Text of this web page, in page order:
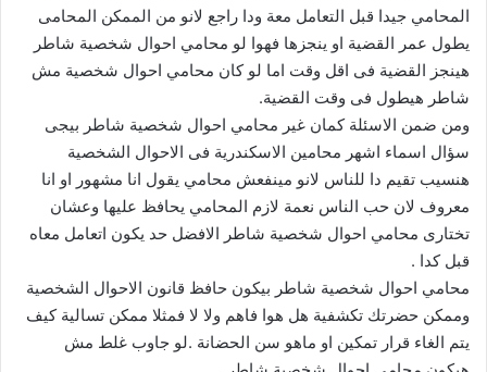
المحامي جيدا قبل التعامل معة ودا راجع لانو من الممكن المحامى
يطول عمر القضية او ينجزها فهوا لو محامي احوال شخصية شاطر
هينجز القضية فى اقل وقت اما لو كان محامي احوال شخصية مش
شاطر هيطول فى وقت القضية.
ومن ضمن الاسئلة كمان غير محامي احوال شخصية شاطر بيجى
سؤال اسماء اشهر محامين الاسكندرية فى الاحوال الشخصية
هنسيب تقيم دا للناس لانو مينفعش محامي يقول انا مشهور او انا
معروف لان حب الناس نعمة لازم المحامي يحافظ عليها وعشان
تختارى محامي احوال شخصية شاطر الافضل حد يكون اتعامل معاه
قبل كدا .
محامي احوال شخصية شاطر بيكون حافظ قانون الاحوال الشخصية
وممكن حضرتك تكشفية هل هوا فاهم ولا لا فمثلا ممكن تسالية كيف
يتم الغاء قرار تمكين او ماهو سن الحضانة .لو جاوب غلط مش